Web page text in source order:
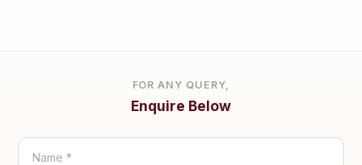
FOR ANY QUERY,
Enquire Below
Name *